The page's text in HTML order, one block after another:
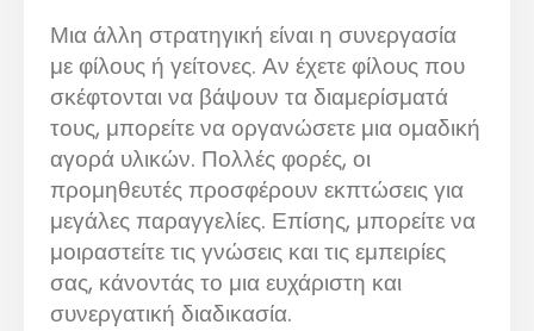
Μια άλλη στρατηγική είναι η συνεργασία
με φίλους ή γείτονες. Αν έχετε φίλους που
σκέφτονται να βάψουν τα διαμερίσματά
τους, μπορείτε να οργανώσετε μια ομαδική
αγορά υλικών. Πολλές φορές, οι
προμηθευτές προσφέρουν εκπτώσεις για
μεγάλες παραγγελίες. Επίσης, μπορείτε να
μοιραστείτε τις γνώσεις και τις εμπειρίες
σας, κάνοντάς το μια ευχάριστη και
συνεργατική διαδικασία.